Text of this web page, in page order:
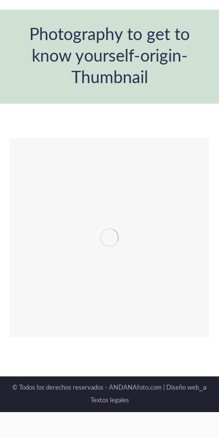
Photography to get to
know yourself-origin-
Thumbnail
© Todos los derechos reservados - ANDANAfoto.com | Diseño web _a
Textos legales